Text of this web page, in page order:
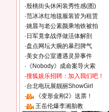
·殷桃街头休闲装秀性感(图)
·范冰冰红地毯服装皆为租赁
·姚晨与老公素颜乘地铁被拍
· 日军竟拿战俘做活体解剖
·盘点网坛大腕的暴烈脾气
·美女办公室遭遇灵异事件
· 《Nobody》成命案导火索
·搜狐娱乐招聘：加入我们吧！
·台北电玩展靓丽ShowGirl
·
《变形金刚2》送票！
·
王岳伦爆李湘胎教